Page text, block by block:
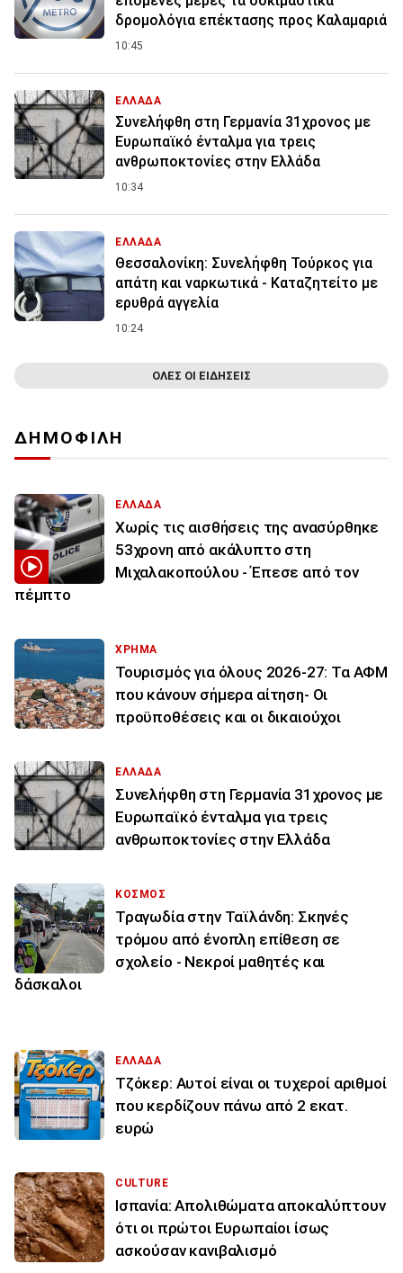
δρομολόγια επέκτασης προς Καλαμαριά
10:45
ΕΛΛΑΔΑ
Συνελήφθη στη Γερμανία 31χρονος με
Ευρωπαϊκό ένταλμα για τρεις
ανθρωποκτονίες στην Ελλάδα
10:34
ΕΛΛΑΔΑ
Θεσσαλονίκη: Συνελήφθη Τούρκος για
απάτη και ναρκωτικά - Καταζητείτο με
ερυθρά αγγελία
10:24
ΟΛΕΣ ΟΙ ΕΙΔΗΣΕΙΣ
ΔΗΜΟΦΙΛΗ
ΕΛΛΑΔΑ
Χωρίς τις αισθήσεις της ανασύρθηκε
53χρονη από ακάλυπτο στη
Μιχαλακοπούλου - Έπεσε από τον
πέμπτο
ΧΡΗΜΑ
Τουρισμός για όλους 2026-27: Τα ΑΦΜ
που κάνουν σήμερα αίτηση- Οι
προϋποθέσεις και οι δικαιούχοι
ΕΛΛΑΔΑ
Συνελήφθη στη Γερμανία 31χρονος με
Ευρωπαϊκό ένταλμα για τρεις
ανθρωποκτονίες στην Ελλάδα
ΚΟΣΜΟΣ
Τραγωδία στην Ταϊλάνδη: Σκηνές
τρόμου από ένοπλη επίθεση σε
σχολείο - Νεκροί μαθητές και
δάσκαλοι
ΕΛΛΑΔΑ
Τζόκερ: Αυτοί είναι οι τυχεροί αριθμοί
που κερδίζουν πάνω από 2 εκατ.
ευρώ
CULTURE
Ισπανία: Απολιθώματα αποκαλύπτουν
ότι οι πρώτοι Ευρωπαίοι ίσως
ασκούσαν κανιβαλισμό